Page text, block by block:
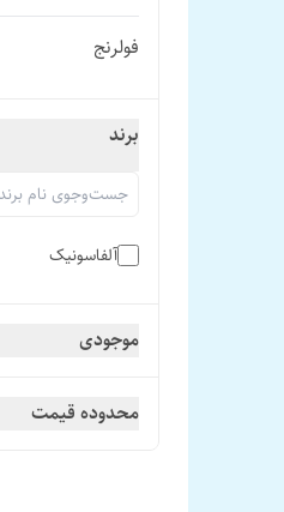
فولرنج
برند
آلفاسونیک
موجودی
محدوده قیمت